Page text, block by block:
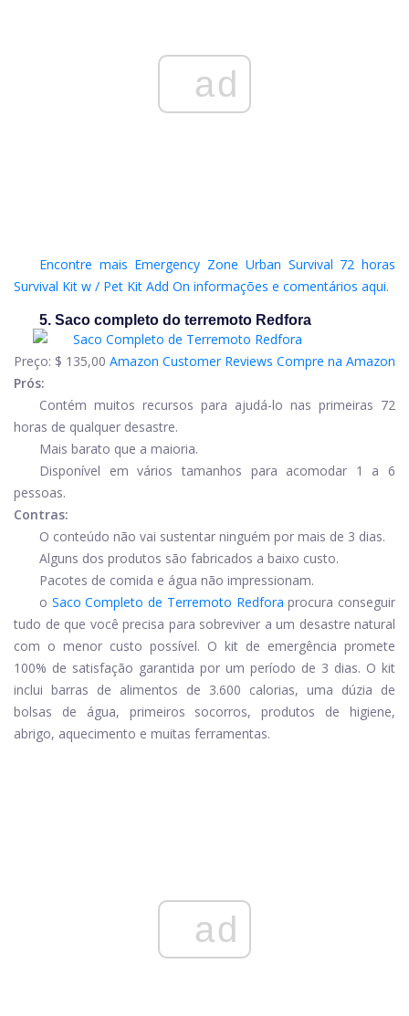
ad
Encontre mais Emergency Zone Urban Survival 72 horas
Survival Kit w / Pet Kit Add On informações e comentários aqui.
5. Saco completo do terremoto Redfora
Preço: $ 135,00 Amazon Customer Reviews Compre na Amazon
Prós:
Contém muitos recursos para ajudá-lo nas primeiras 72
horas de qualquer desastre.
Mais barato que a maioria.
Disponível em vários tamanhos para acomodar 1 a 6
pessoas.
Contras:
O conteúdo não vai sustentar ninguém por mais de 3 dias.
Alguns dos produtos são fabricados a baixo custo.
Pacotes de comida e água não impressionam.
o Saco Completo de Terremoto Redfora procura conseguir
tudo de que você precisa para sobreviver a um desastre natural
com o menor custo possível. O kit de emergência promete
100% de satisfação garantida por um período de 3 dias. O kit
inclui barras de alimentos de 3.600 calorias, uma dúzia de
bolsas de água, primeiros socorros, produtos de higiene,
abrigo, aquecimento e muitas ferramentas.
ad